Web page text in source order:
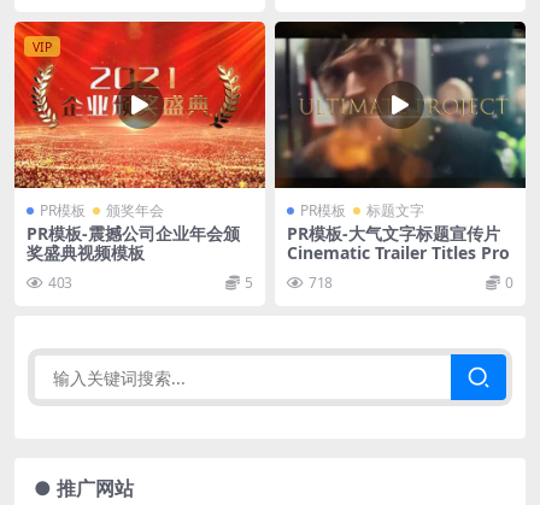
VIP
PR模板 颁奖年会
PR模板-震撼公司企业年会颁
奖盛典视频模板
403 5
PR模板 标题文字
PR模板-大气文字标题宣传片
Cinematic Trailer Titles Pro
718 0
● 推广网站